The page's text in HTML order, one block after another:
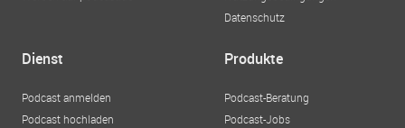
Datenschutz
Dienst
Podcast anmelden
Podcast hochladen
Produkte
Podcast-Beratung
Podcast-Jobs